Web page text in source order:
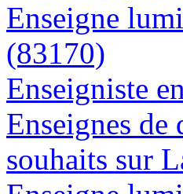
Enseigne
(83170)
Enseigniste
Enseignes
souhaits sur